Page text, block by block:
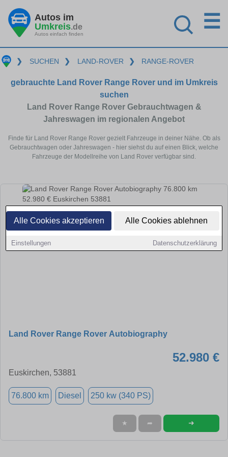
Alle Cookies akzeptieren Alle Cookies ablehnen
Einstellungen Datenschutzerklärung
Autos im
Umkreis.de
Autos einfach finden
☰
❯ SUCHEN ❯ LAND-ROVER ❯ RANGE-ROVER
gebrauchte Land Rover Range Rover und im Umkreis
suchen
Land Rover Range Rover Gebrauchtwagen &
Jahreswagen im regionalen Angebot
Finde für Land Rover Range Rover gezielt Fahrzeuge in deiner Nähe. Ob als
Gebrauchtwagen oder Jahreswagen - hier siehst du auf einen Blick, welche
Fahrzeuge der Modellreihe von Land Rover verfügbar sind.
Land Rover Range Rover Autobiography
52.980 €
Euskirchen, 53881
76.800 km Diesel 250 kw (340 PS)
★ ➦ ➜